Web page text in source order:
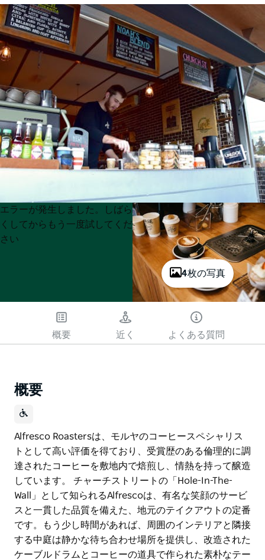
4枚の写真
Product
List
Product
List
エラーが発生しました。しばら
くしてからもう一度試してくだ
さい
概要 近く よくある質問
概要
Alfresco Roastersは、モルヤのコーヒースペシャリス
トとして高い評価を得ており、受賞歴のある倫理的に調
達されたコーヒーを敷地内で焙煎し、情熱を持って醸造
しています。 チャーチストリートの「Hole-In-The-
Wall」として知られるAlfrescoは、有名な笑顔のサービ
スと一貫した品質を備えた、地元のテイクアウトの定番
です。もう少し時間があれば、周囲のインテリアと隣接
する中庭は静かな待ち合わせ場所を提供し、改造された
ケーブルドラムとコーヒーの道具で作られた素朴なテー